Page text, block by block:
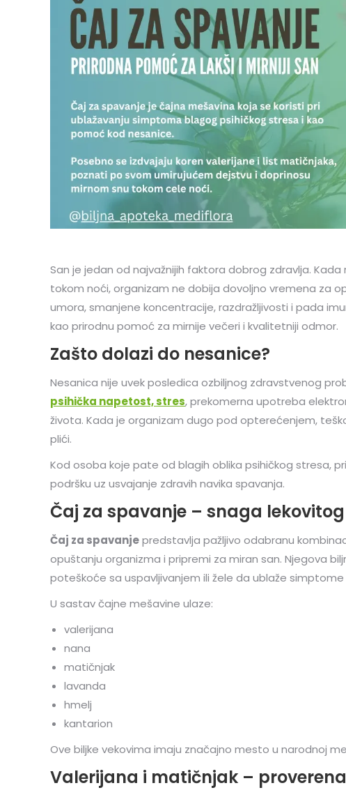
San je jedan od najvažnijih faktora dobrog zdravlja.
tokom noći, organizam ne dobija dovoljno vremena za
umora, smanjene koncentracije, razdražljivosti i pada
kao prirodnu pomoć za mirnije večeri i kvalitetniji odmor.
Zašto dolazi do nesanice?
Nesanica nije uvek posledica ozbiljnog zdravstvenog
psihička napetost, stres, prekomerna upotreba
života. Kada je organizam dugo pod opterećenjem,
plići.
Kod osoba koje pate od blagih oblika psihičkog stresa,
podršku uz usvajanje zdravih navika spavanja.
Čaj za spavanje – snaga
Čaj za spavanjepredstavlja pažljivo odabranu
opuštanju organizma i pripremi za miran san. Njegova
poteškoće sa uspavljivanjem ili žele da ublaže
U sastav čajne mešavine ulaze:
valerijana
nana
matičnjak
lavanda
hmelj
kantarion
Ove biljke vekovima imaju značajno mesto u narodnoj
Valerijana i matičnjak –